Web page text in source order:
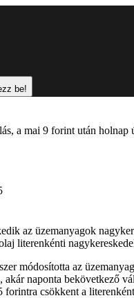
be!
a mai 9 forint után
az üzemanyagok
literenkénti
módosította az
naponta bekövetkező
forintra csökkent a